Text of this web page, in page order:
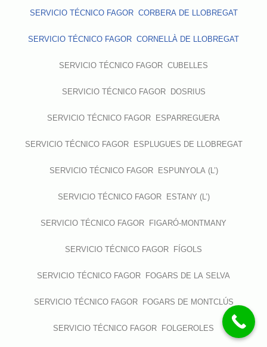
SERVICIO TÉCNICO FAGOR CORBERA DE LLOBREGAT
SERVICIO TÉCNICO FAGOR CORNELLÀ DE LLOBREGAT
SERVICIO TÉCNICO FAGOR CUBELLES
SERVICIO TÉCNICO FAGOR DOSRIUS
SERVICIO TÉCNICO FAGOR ESPARREGUERA
SERVICIO TÉCNICO FAGOR ESPLUGUES DE LLOBREGAT
SERVICIO TÉCNICO FAGOR ESPUNYOLA (L’)
SERVICIO TÉCNICO FAGOR ESTANY (L’)
SERVICIO TÉCNICO FAGOR FIGARÓ-MONTMANY
SERVICIO TÉCNICO FAGOR FÍGOLS
SERVICIO TÉCNICO FAGOR FOGARS DE LA SELVA
SERVICIO TÉCNICO FAGOR FOGARS DE MONTCLÚS
SERVICIO TÉCNICO FAGOR FOLGEROLES